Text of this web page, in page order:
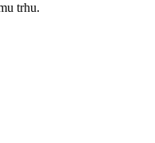
trhu.